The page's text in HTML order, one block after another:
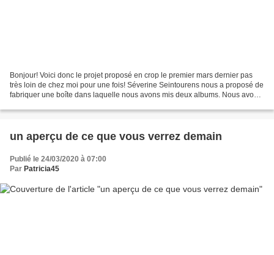
Bonjour! Voici donc le projet proposé en crop le premier mars dernier pas
très loin de chez moi pour une fois! Séverine Seintourens nous a proposé de
fabriquer une boîte dans laquelle nous avons mis deux albums. Nous avons
un aperçu de ce que vous verrez demain
Publié le 24/03/2020 à 07:00
Par Patricia45